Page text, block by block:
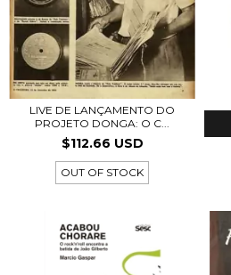
LIVE DE LANÇAMENTO DO
PROJETO DONGA: O C...
$112.66 USD
OUT OF STOCK